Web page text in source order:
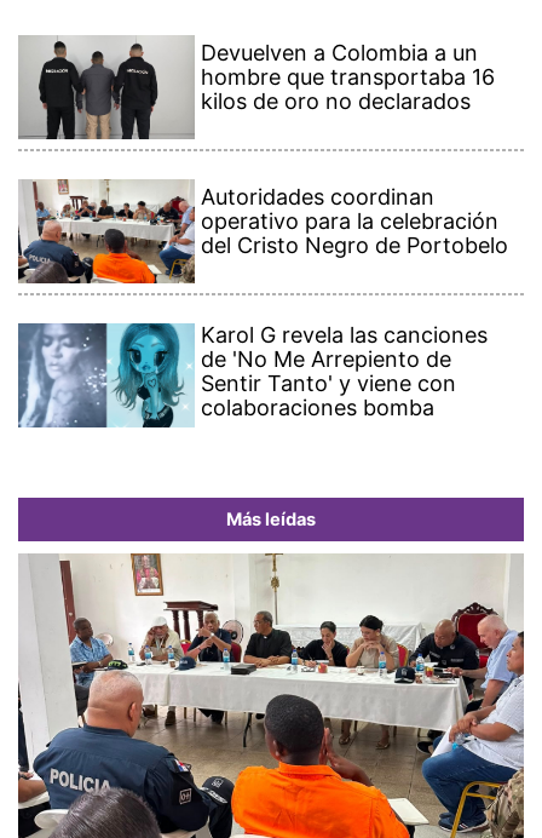
Devuelven a Colombia a un
hombre que transportaba 16
kilos de oro no declarados
Autoridades coordinan
operativo para la celebración
del Cristo Negro de Portobelo
Karol G revela las canciones
de 'No Me Arrepiento de
Sentir Tanto' y viene con
colaboraciones bomba
Más leídas